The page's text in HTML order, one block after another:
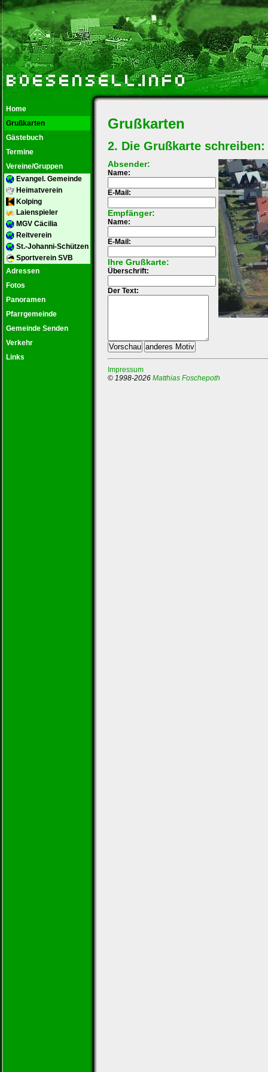
Grußkarten
2. Die Grußkarte schreiben:
Absender:
Name:
E-Mail:
Empfänger:
Name:
E-Mail:
Ihre Grußkarte:
Überschrift:
Der Text:
Impressum
© 1998-2026 Matthias Foschepoth
Home
Grußkarten
Gästebuch
Termine
Vereine/Gruppen
Evangel. Gemeinde
Heimatverein
Kolping
Laienspieler
MGV Cäcilia
Reitverein
St.-Johanni-Schützen
Sportverein SVB
Adressen
Fotos
Panoramen
Pfarrgemeinde
Gemeinde Senden
Verkehr
Links